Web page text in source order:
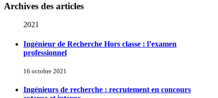
Archives des articles
2021
Ingénieur de Recherche Hors classe : l’examen
professionnel
16 octobre 2021
Ingénieurs de recherche : recrutement en concours